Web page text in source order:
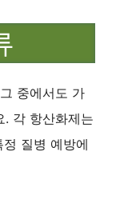
중에서도 가
. 각 항산화제는
질병 예방에